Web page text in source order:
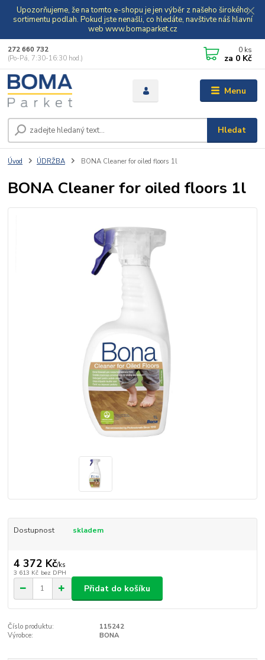
Upozorňujeme, že na tomto e-shopu je jen výběr z našeho širokého
sortimentu podlah. Pokud jste nenašli, co hledáte, navštivte náš hlavní
web www.bomaparket.cz
Menu
Hledat
272 660 732
(Po-Pá, 7:30-16:30 hod.)
0 ks
za 0 Kč
Úvod ÚDRŽBA BONA Cleaner for oiled floors 1l
BONA Cleaner for oiled floors 1l
Dostupnost skladem
4 372 Kč/ks
3 613 Kč bez DPH
Přidat do košíku
Číslo produktu:
115242
Výrobce:
BONA